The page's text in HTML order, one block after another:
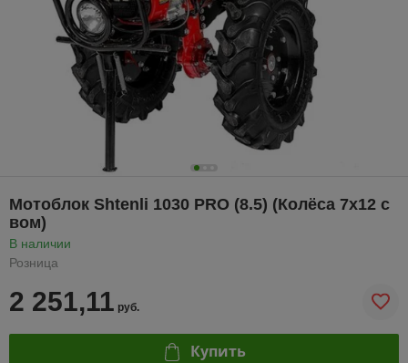
Мотоблок Shtenli 1030 PRO (8.5) (Колёса 7х12 с
вом)
В наличии
Розница
2 251,11 руб.
Купить